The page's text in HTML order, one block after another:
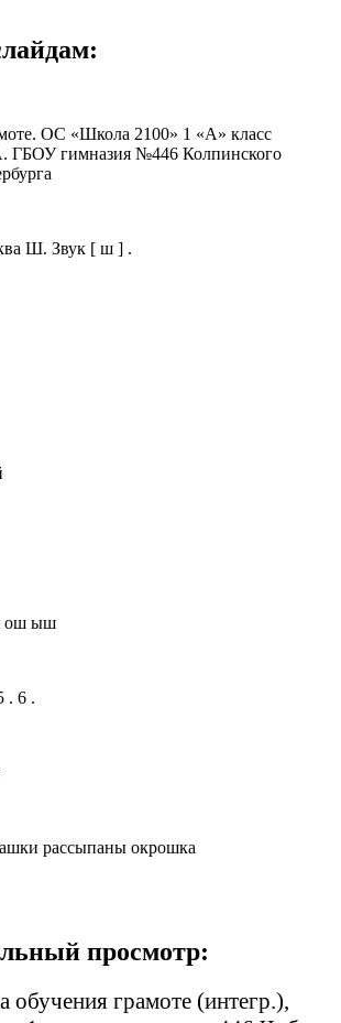
ОС «Школа 2100» 1 «А» класс
ГБОУ гимназия №446 Колпинского
Ш. Звук [ ш ] .
ош ыш
. 6 .
рассыпаны окрошка
просмотр:
обучения грамоте (интегр.),